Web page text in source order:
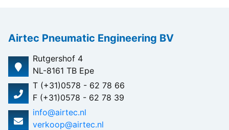
Airtec Pneumatic Engineering BV
Rutgershof 4
NL-8161 TB Epe
T (+31)0578 - 62 78 66
F (+31)0578 - 62 78 39
info@airtec.nl
verkoop@airtec.nl